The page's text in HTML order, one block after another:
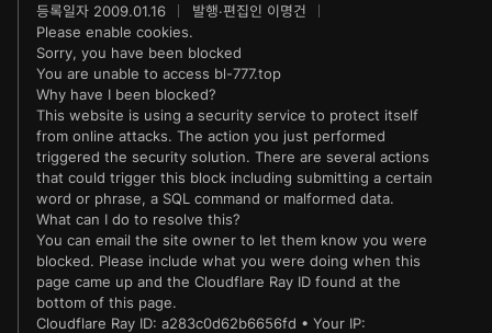
IT동아
게임동아
동아연극상
LG와 함께 하는 서울국제음악콩쿠르
제주 국제사진공모전
등록일자 2009.01.16
발행·편집인 이명건
Please enable cookies.
Sorry, you have been blocked
You are unable to access bl-777.top
Why have I been blocked?
This website is using a security service to protect itself
from online attacks. The action you just performed
triggered the security solution. There are several actions
that could trigger this block including submitting a certain
word or phrase, a SQL command or malformed data.
What can I do to resolve this?
You can email the site owner to let them know you were
blocked. Please include what you were doing when this
page came up and the Cloudflare Ray ID found at the
bottom of this page.
Cloudflare Ray ID: a283c0d62b6656fd • Your IP: